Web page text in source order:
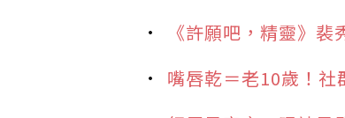
《許願吧，精靈》
嘴唇乾＝老10歲！